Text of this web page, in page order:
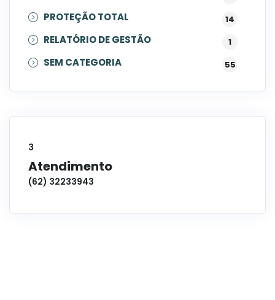
PROTEÇÃO TOTAL 14
RELATÓRIO DE GESTÃO 1
SEM CATEGORIA 55
3
Atendimento
(62) 32233943